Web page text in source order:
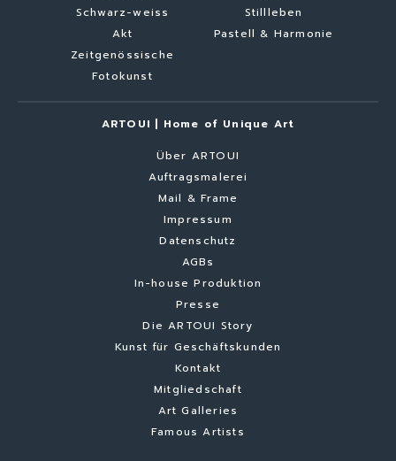
Schwarz-weiss
Akt
Zeitgenössische
Fotokunst
Stillleben
Pastell & Harmonie
ARTOUI | Home of Unique Art
Über ARTOUI
Auftragsmalerei
Mail & Frame
Impressum
Datenschutz
AGBs
In-house Produktion
Presse
Die ARTOUI Story
Kunst für Geschäftskunden
Kontakt
Mitgliedschaft
Art Galleries
Famous Artists